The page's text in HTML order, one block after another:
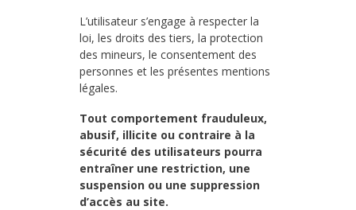
L’utilisateur s’engage à respecter la
loi, les droits des tiers, la protection
des mineurs, le consentement des
personnes et les présentes mentions
légales.
Tout comportement frauduleux,
abusif, illicite ou contraire à la
sécurité des utilisateurs pourra
entraîner une restriction, une
suspension ou une suppression
d’accès au site.